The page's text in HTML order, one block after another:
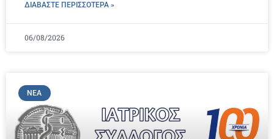
ΔΙΑΒΑΣΤΕ ΠΕΡΙΣΣΌΤΕΡΑ »
06/08/2026
ΝΈΑ